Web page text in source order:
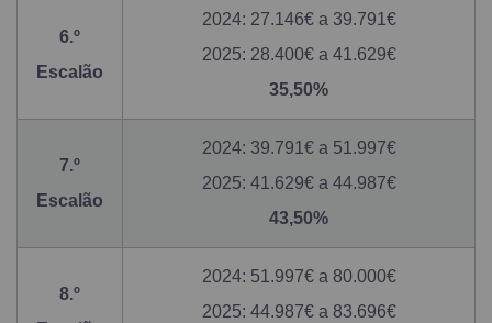
6.º
Escalão
2024: 27.146€ a 39.791€
2025: 28.400€ a 41.629€
35,50%
7.º
Escalão
2024: 39.791€ a 51.997€
2025: 41.629€ a 44.987€
43,50%
8.º
2024: 51.997€ a 80.000€
2025: 44.987€ a 83.696€